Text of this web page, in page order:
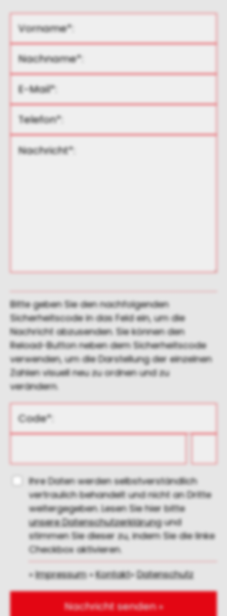
Bitte geben Sie den nachfolgenden
Sicherheitscode in das Feld ein, um die
Nachricht abzusenden. Sie können den
Reload-Button neben dem Sicherheitscode
verwenden, um die Darstellung der einzelnen
Zahlen visuell neu zu ordnen und zu
verändern.
Ihre Daten werden selbstverständlich
vertraulich behandelt und nicht an Dritte
weitergegeben. Lesen Sie hier bitte
unsere Datenschutzerklärungund
stimmen Sie dieser zu, indem Sie die linke
Checkbox aktivieren.
»Impressum»Kontakt»Datenschutz